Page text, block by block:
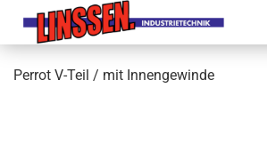
Perrot V-Teil / mit Innengewinde